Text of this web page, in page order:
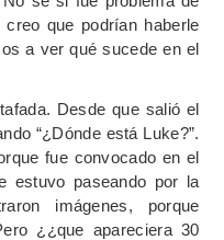
que podrían haberle
a ver qué sucede en el
Desde que salió el
“¿Dónde está Luke?”.
fue convocado en el
estuvo paseando por la
imágenes, porque
¿¿que apareciera 30